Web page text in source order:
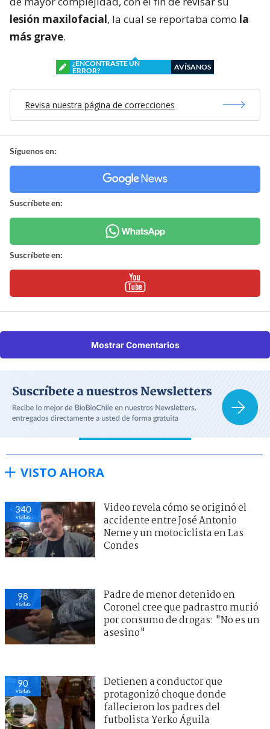
lesión maxilofacial, la cual se reportaba como la
más grave.
¿ENCONTRASTE UN
ERROR?
AVÍSANOS
Revisa nuestra página de correcciones
Síguenos en:
Suscríbete en:
Suscríbete en:
Mostrar Comentarios
VISTO AHORA
340
visitas
Video revela cómo se originó el
accidente entre José Antonio
Neme y un motociclista en Las
Condes
98
visitas
Padre de menor detenido en
Coronel cree que padrastro murió
por consumo de drogas: "No es un
asesino"
90
visitas
Detienen a conductor que
protagonizó choque donde
fallecieron los padres del
futbolista Yerko Águila